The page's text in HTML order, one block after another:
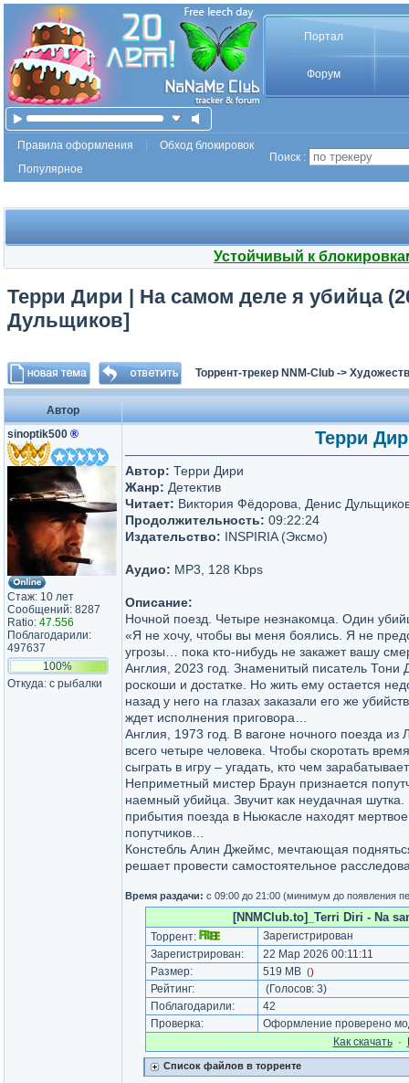
Портал
Форум
Правила оформления
Обход блокировок
Популярное
Поиск :
Устойчивый к
Терри Дири | На самом деле я убийца
Дульщиков]
Торрент-трекер NNM-Club ->
Автор
sinoptik500 ®
Стаж: 10 лет
Сообщений: 8287
Ratio: 47.556
Поблагодарили:
497637
100%
Откуда: с рыбалки
Терри
Автор: Терри Дири
Жанр: Детектив
Читает: Виктория Фёдорова, Денис
Продолжительность: 09:22:24
Издательство: INSPIRIA (Эксмо)
Аудио: MP3, 128 Kbps
Описание:
Ночной поезд. Четыре незнакомца. Один
«Я не хочу, чтобы вы меня боялись. Я не
угрозы… пока кто-нибудь не закажет вашу
Англия, 2023 год. Знаменитый писатель Тони
роскоши и достатке. Но жить ему остается
назад у него на глазах заказали его же
ждет исполнения приговора…
Англия, 1973 год. В вагоне ночного поезда из
всего четыре человека. Чтобы скоротать
сыграть в игру – угадать, кто чем
Неприметный мистер Браун признается
наемный убийца. Звучит как неудачная
прибытия поезда в Ньюкасле находят
попутчиков…
Констебль Алин Джеймс, мечтающая
решает провести самостоятельное
Время раздачи: с 09:00 до 21:00 (минимум до появления
[NNMClub.to]_Terri Diri - Na
Торрент:
Зарегистрирован
Зарегистрирован:
22 Мар 2026 00:11:11
Размер:
519 MB ()
Рейтинг: (Голосов: 3)
Поблагодарили:
42
Проверка:
Оформление проверено
Как cкачать·
Список файлов в торренте